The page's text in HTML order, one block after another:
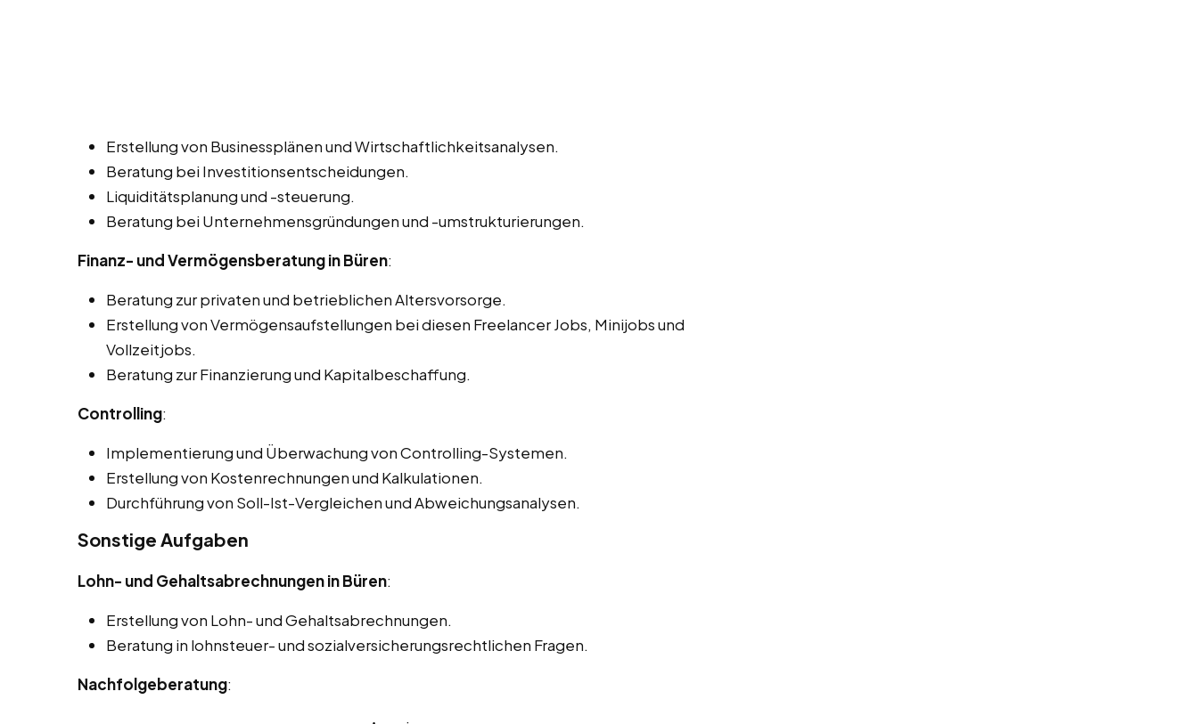
Erstellung von Businessplänen und Wirtschaftlichkeitsanalysen.
Beratung bei Investitionsentscheidungen.
Liquiditätsplanung und -steuerung.
Beratung bei Unternehmensgründungen und -umstrukturierungen.
Finanz- und Vermögensberatung in Büren:
Beratung zur privaten und betrieblichen Altersvorsorge.
Erstellung von Vermögensaufstellungen bei diesen Freelancer Jobs, Minijobs und
Vollzeitjobs.
Beratung zur Finanzierung und Kapitalbeschaffung.
Controlling:
Implementierung und Überwachung von Controlling-Systemen.
Erstellung von Kostenrechnungen und Kalkulationen.
Durchführung von Soll-Ist-Vergleichen und Abweichungsanalysen.
Sonstige Aufgaben
Lohn- und Gehaltsabrechnungen in Büren:
Erstellung von Lohn- und Gehaltsabrechnungen.
Beratung in lohnsteuer- und sozialversicherungsrechtlichen Fragen.
Nachfolgeberatung: